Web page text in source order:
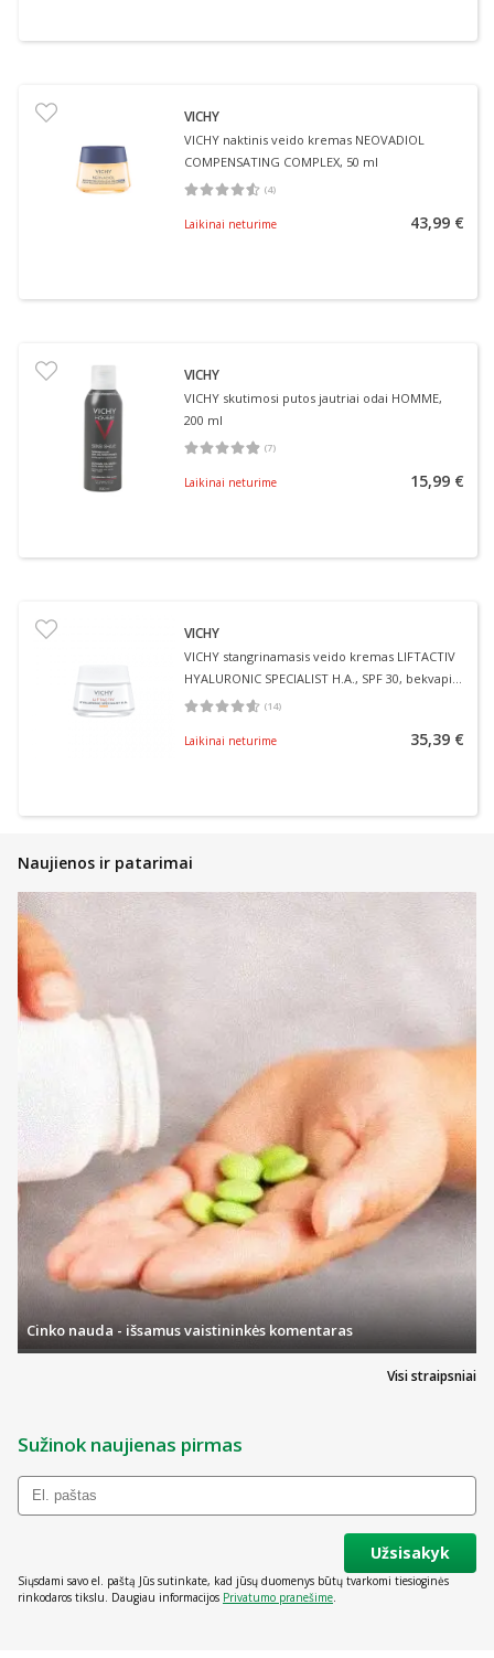
VICHY
VICHY naktinis veido kremas NEOVADIOL
COMPENSATING COMPLEX, 50 ml
(4)
Vidutinis įvertinimas 4.50
Laikinai neturime 43,99 €
VICHY
VICHY skutimosi putos jautriai odai HOMME,
200 ml
(7)
Vidutinis įvertinimas 4.86
Laikinai neturime 15,99 €
VICHY
VICHY stangrinamasis veido kremas LIFTACTIV
HYALURONIC SPECIALIST H.A., SPF 30, bekvapis,
50 ml
(14)
Vidutinis įvertinimas 4.57
Laikinai neturime 35,39 €
Naujienos ir patarimai
Visi straipsniai
Cinko nauda - išsamus vaistininkės komentaras
Sužinok naujienas pirmas
Užsisakyk
Siųsdami savo el. paštą Jūs sutinkate, kad jūsų duomenys būtų tvarkomi tiesioginės
rinkodaros tikslu. Daugiau informacijos Privatumo pranešime.